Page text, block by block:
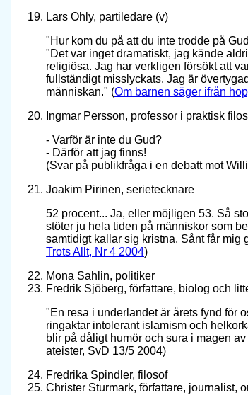
Lars Ohly, partiledare (v)
"Hur kom du på att du inte trodde på
"Det var inget dramatiskt, jag kände
religiösa. Jag har verkligen försökt att
fullständigt misslyckats. Jag är
människan." (Om barnen säger ifrån
Ingmar Persson, professor i praktisk
- Varför är inte du Gud?
- Därför att jag finns!
(Svar på publikfråga i en debatt mot
Joakim Pirinen, serietecknare
52 procent... Ja, eller möjligen 53. Så
stöter ju hela tiden på människor som
samtidigt kallar sig kristna. Sånt får mig
Trots Allt, Nr 4 2004)
Mona Sahlin, politiker
Fredrik Sjöberg, författare, biolog och
"En resa i underlandet är årets fynd för
ringaktar intolerant islamism och
blir på dåligt humör och sura i magen
ateister, SvD 13/5 2004)
Fredrika Spindler, filosof
Christer Sturmark, författare, journalist,